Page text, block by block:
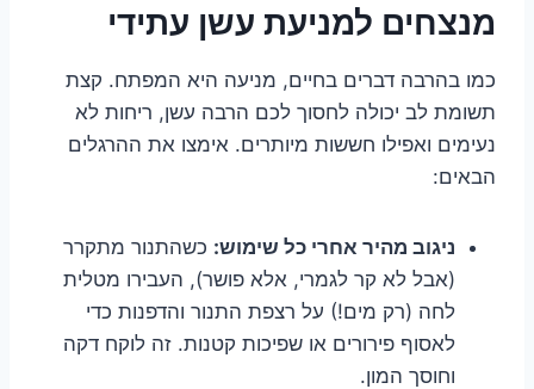
מנצחים למניעת עשן עתידי
כמו בהרבה דברים בחיים, מניעה היא המפתח. קצת
תשומת לב יכולה לחסוך לכם הרבה עשן, ריחות לא
נעימים ואפילו חששות מיותרים. אימצו את ההרגלים
הבאים:
ניגוב מהיר אחרי כל שימוש: כשהתנור מתקרר
(אבל לא קר לגמרי, אלא פושר), העבירו מטלית
לחה (רק מים!) על רצפת התנור והדפנות כדי
לאסוף פירורים או שפיכות קטנות. זה לוקח דקה
וחוסך המון.